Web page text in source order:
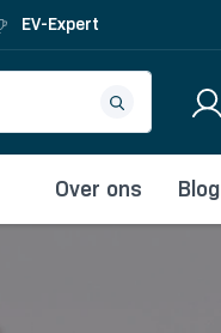
EV-Expert
Over ons Blog